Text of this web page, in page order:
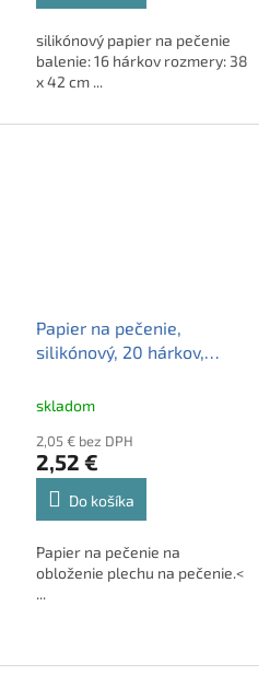
silikónový papier na pečenie
balenie: 16 hárkov rozmery: 38
x 42 cm ...
Papier na pečenie,
silikónový, 20 hárkov,
skladom
2,05 € bez DPH
2,52 €
Do košíka
Papier na pečenie na
obloženie plechu na pečenie.<
...